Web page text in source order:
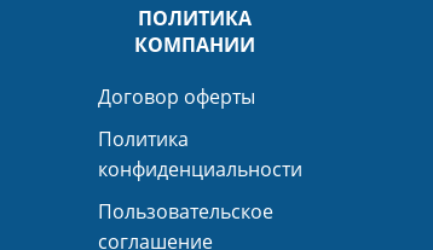
ПОЛИТИКА
КОМПАНИИ
Договор оферты
Политика
конфиденциальности
Пользовательское
соглашение